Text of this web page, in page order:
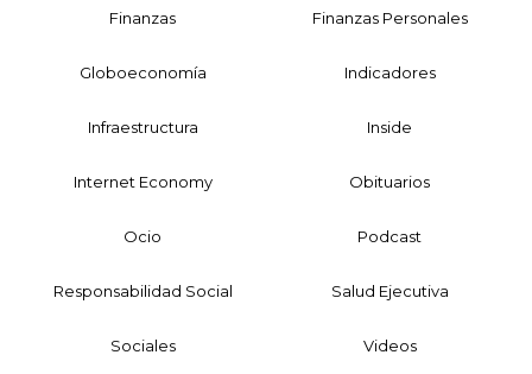
Finanzas Finanzas Personales
Globoeconomía Indicadores
Infraestructura Inside
Internet Economy Obituarios
Ocio Podcast
Responsabilidad Social Salud Ejecutiva
Sociales Videos